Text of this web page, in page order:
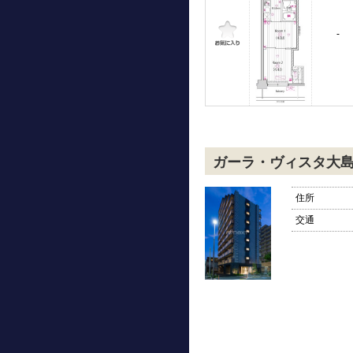
-
ガーラ・ヴィスタ大
住所
交通